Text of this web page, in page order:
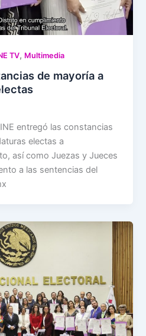
TV, Multimedia
de mayoría a
entregó las constancias
electas a
así como Juezas y Jueces
a las sentencias del